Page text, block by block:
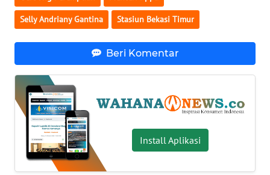
Selly Andriany Gantina Stasiun Bekasi Timur
Beri Komentar
Install Aplikasi
LAMPUNG
WN
NUSANTARA
WN
JOGJA
WN